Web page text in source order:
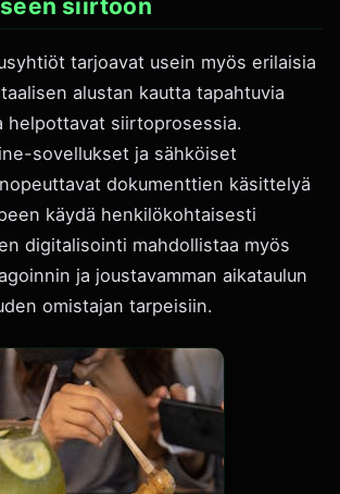
siirtoon
tarjoavat usein myös erilaisia
alustan kautta tapahtuvia
helpottavat siirtoprosessia.
sovellukset ja sähköiset
dokumenttien käsittelyä
käydä henkilökohtaisesti
digitalisointi mahdollistaa myös
ja joustavamman aikataulun
omistajan tarpeisiin.